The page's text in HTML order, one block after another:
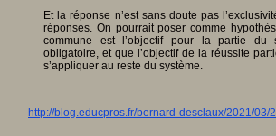
Et la réponse n’est sans doute pas
réponses. On pourrait poser comme
commune est l’objectif pour la partie du
obligatoire, et que l’objectif de la réussite
s’appliquer au reste du système.
http://blog.educpros.fr/bernard-desclaux/2021/03/